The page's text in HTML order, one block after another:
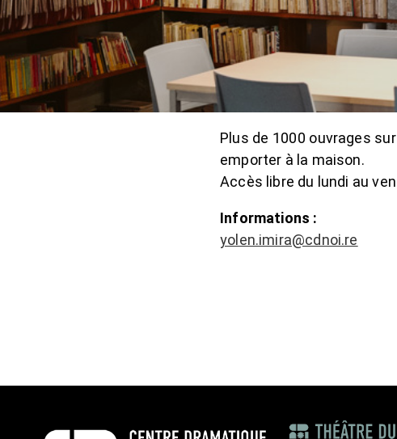
Plus de 1000 ouvrages
emporter à la maison.
Accès libre du lundi au
Informations :
yolen.imira@cdnoi.re